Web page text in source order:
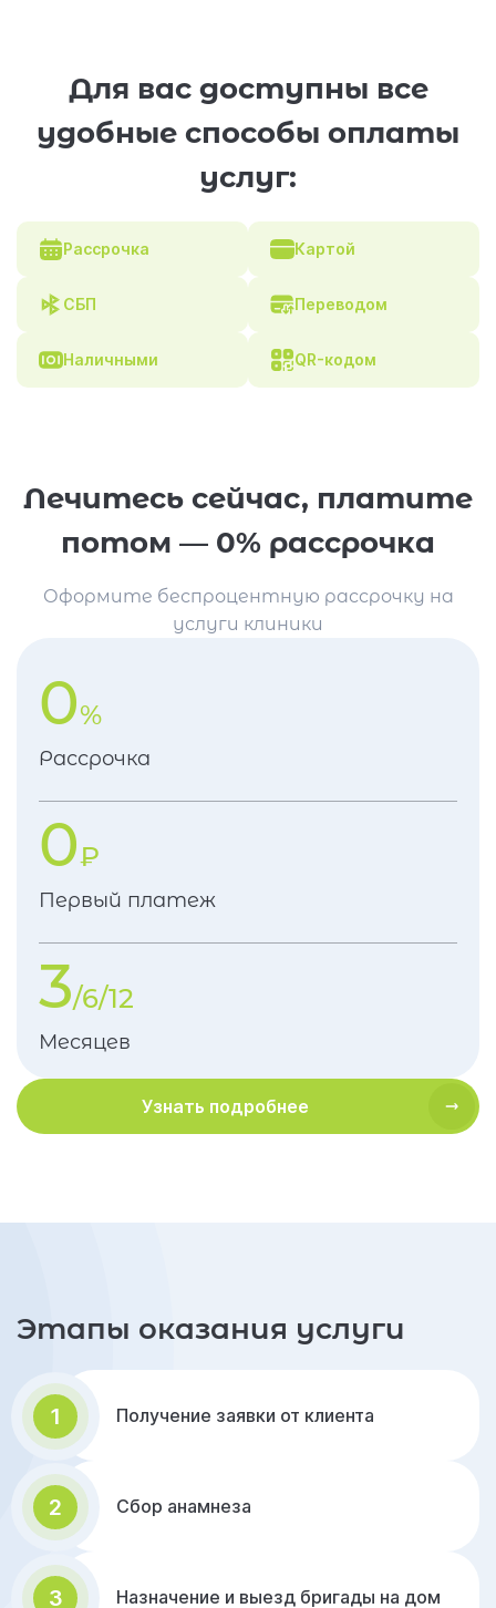
Для вас доступны все
удобные способы оплаты
услуг:
Рассрочка Картой
СБП Переводом
Наличными QR-кодом
Лечитесь сейчас, платите
потом — 0% рассрочка
Оформите беспроцентную рассрочку на
услуги клиники
0%
Рассрочка
0₽
Первый платеж
3/6/12
Месяцев
Узнать подробнее
Этапы оказания услуги
1 Получение заявки от клиента
2 Сбор анамнеза
3 Назначение и выезд бригады на дом